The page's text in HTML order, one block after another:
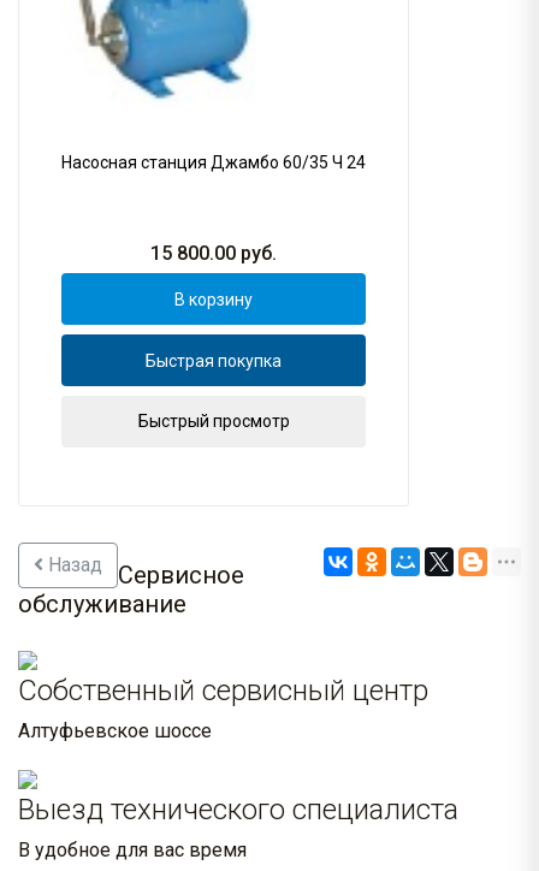
Насосная станция Джамбо 60/35 Ч 24
15 800.00 руб.
В корзину
Быстрая покупка
Быстрый просмотр
Назад
Сервисное
обслуживание
Собственный сервисный центр
Алтуфьевское шоссе
Выезд технического специалиста
В удобное для вас время